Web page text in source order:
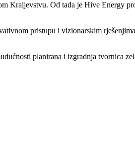
Kraljevstvu. Od tada je Hive Energy
pristupu i vizionarskim
planirana i izgradnja tvornica